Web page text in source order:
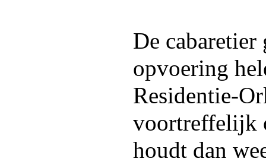
De
opvoering
Residentie-
voortreffelijk
houdt dan